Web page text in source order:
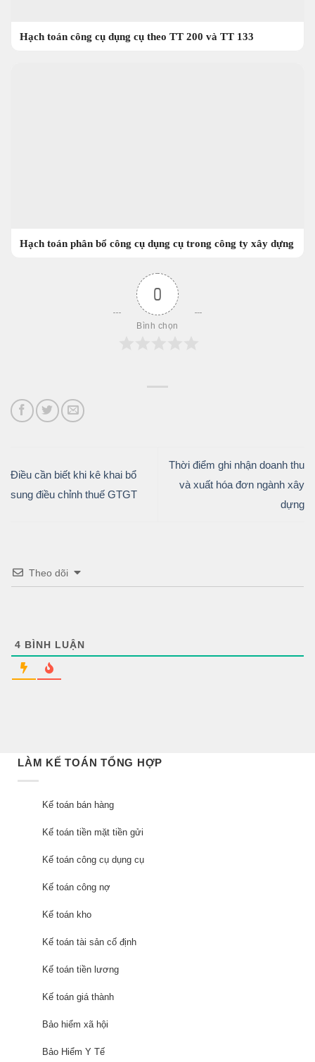
Hạch toán công cụ dụng cụ theo TT 200 và TT 133
Hạch toán phân bổ công cụ dụng cụ trong công ty xây dựng
0
Bình chọn
Điều cần biết khi kê khai bổ
sung điều chỉnh thuế GTGT
Thời điểm ghi nhận doanh thu
và xuất hóa đơn ngành xây
dựng
Theo dõi
4 BÌNH LUẬN
LÀM KẾ TOÁN TỔNG HỢP
Kế toán bán hàng
Kế toán tiền mặt tiền gửi
Kế toán công cụ dụng cụ
Kế toán công nợ
Kế toán kho
Kế toán tài sản cố định
Kế toán tiền lương
Kế toán giá thành
Bảo hiểm xã hội
Bảo Hiểm Y Tế